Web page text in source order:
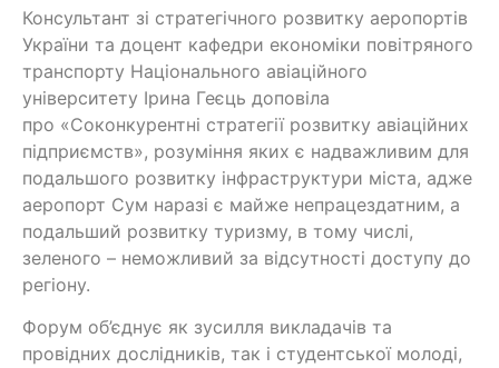
Консультант зі стратегічного розвитку аеропортів
України та доцент кафедри економіки повітряного
транспорту Національного авіаційного
університету Ірина Геєць доповіла
про «Соконкурентні стратегії розвитку авіаційних
підприємств», розуміння яких є надважливим для
подальшого розвитку інфраструктури міста, адже
аеропорт Сум наразі є майже непрацездатним, а
подальший розвитку туризму, в тому числі,
зеленого – неможливий за відсутності доступу до
регіону.
Форум об’єднує як зусилля викладачів та
провідних дослідників, так і студентської молоді,